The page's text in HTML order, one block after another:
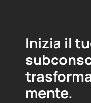
Inizia il
mente.